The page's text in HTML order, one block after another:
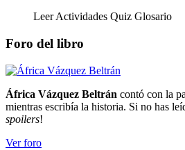
Leer Actividades Quiz Glosario
Foro del libro
África Vázquez Beltrán contó con la
mientras escribía la historia. Si no has
spoilers!
Ver foro